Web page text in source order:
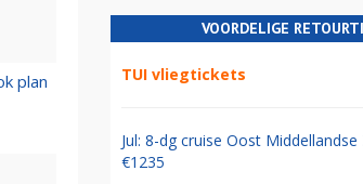
plan
VOORDELIGE
TUI vliegtickets
Jul: 8-dg cruise Oost Middellandse
€1235